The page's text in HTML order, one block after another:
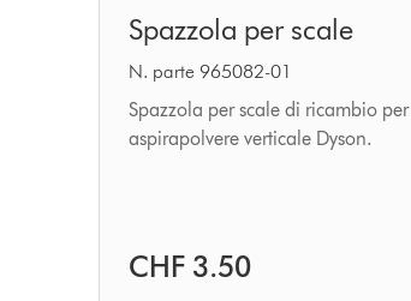
per
scale
Spazzola per scale
N. parte 965082-01
Spazzola per scale di ricambio per
aspirapolvere verticale Dyson.
CHF 3.50